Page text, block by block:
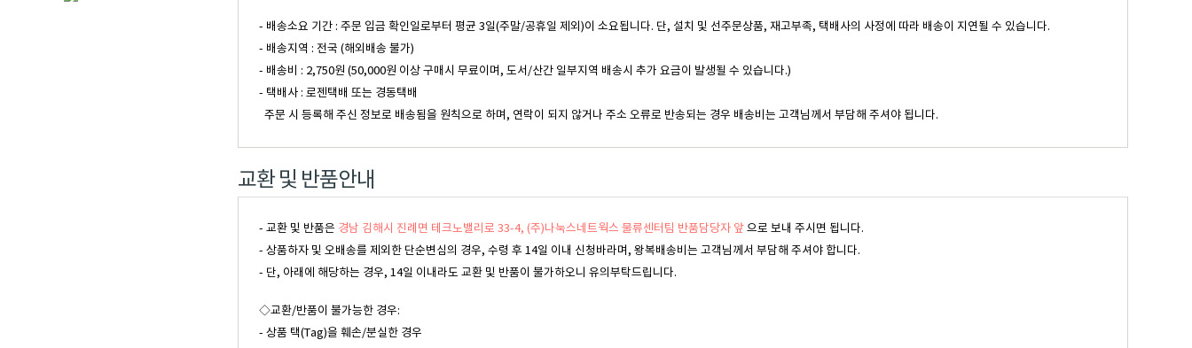
- 배송소요 기간 : 주문 입금 확인일로부터 평균 3일(주말/공휴일 제외)이 소요됩니다. 단, 설치 및 선주문상품, 재고부족, 택배사의 사정에 따라 배송이 지연될 수 있습니다.
- 배송지역 : 전국 (해외배송 불가)
- 배송비 : 2,750원 (50,000원 이상 구매시 무료이며, 도서/산간 일부지역 배송시 추가 요금이 발생될 수 있습니다.)
- 택배사 : 로젠택배 또는 경동택배
주문 시 등록해 주신 정보로 배송됨을 원칙으로 하며, 연락이 되지 않거나 주소 오류로 반송되는 경우 배송비는 고객님께서 부담해 주셔야 됩니다.
교환 및 반품안내
- 교환 및 반품은 경남 김해시 진례면 테크노밸리로 33-4, (주)나눅스네트웍스 물류센터팀 반품담당자 앞 으로 보내 주시면 됩니다.
- 상품하자 및 오배송를 제외한 단순변심의 경우, 수령 후 14일 이내 신청바라며, 왕복배송비는 고객님께서 부담해 주셔야 합니다.
- 단, 아래에 해당하는 경우, 14일 이내라도 교환 및 반품이 불가하오니 유의부탁드립니다.
◇교환/반품이 불가능한 경우:
- 상품 택(Tag)을 훼손/분실한 경우